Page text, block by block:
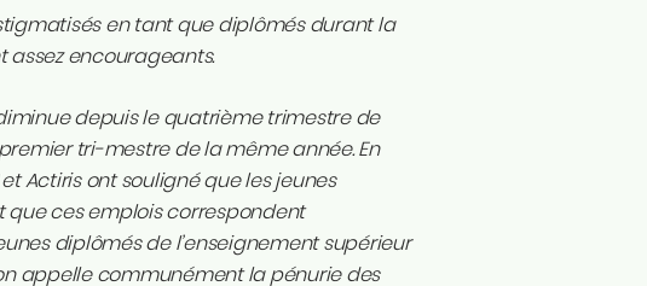
en tant que diplômés durant la
assez encourageants.
depuis le quatrième trimestre de
tri-mestre de la même année. En
Actiris ont souligné que les jeunes
ces emplois correspondent
diplômés de l’enseignement supérieur
appelle communément la pénurie des